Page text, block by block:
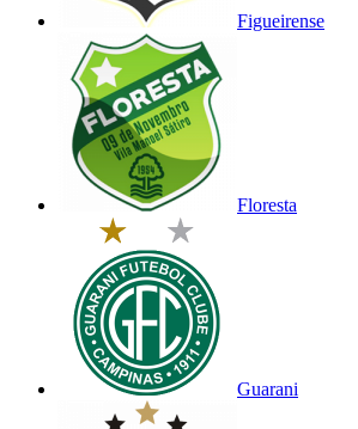
Figueirense
Floresta
Guarani